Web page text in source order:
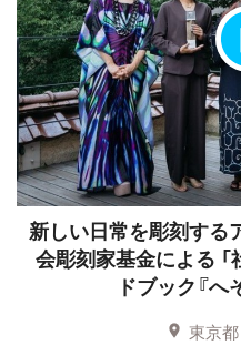
新しい日常を彫刻する
会彫刻家基金による
ドブック『
東京都